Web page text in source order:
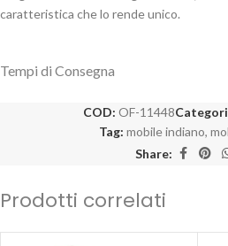
caratteristica che lo rende unico.
Tempi di Consegna
COD: OF-11448
Tag: mobile indiano,
Share:
Prodotti correlati